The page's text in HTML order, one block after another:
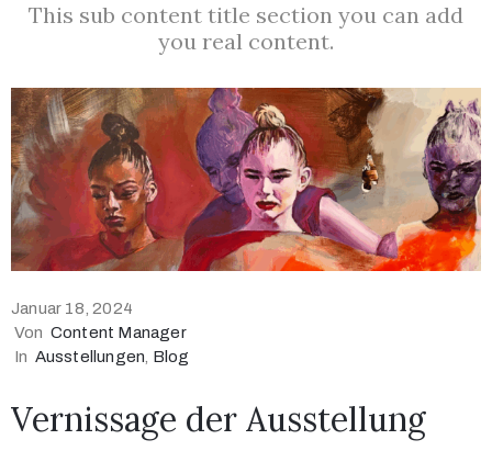
This sub content title section you can add
you real content.
Januar 18, 2024
Von Content Manager
In Ausstellungen Blog
Vernissage der Ausstellung